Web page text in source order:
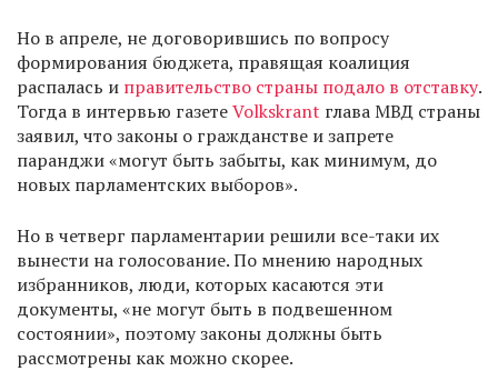
Но в апреле, не договорившись по вопросу
формирования бюджета, правящая коалиция
распалась и правительство страны подало в отставку.
Тогда в интервью газетеVolkskrant глава МВД страны
заявил, что законы о гражданстве и запрете
паранджи «могут быть забыты, как минимум, до
новых парламентских выборов».
Но в четверг парламентарии решили все-таки их
вынести на голосование. По мнению народных
избранников, люди, которых касаются эти
документы, «не могут быть в подвешенном
состоянии», поэтому законы должны быть
рассмотрены как можно скорее.